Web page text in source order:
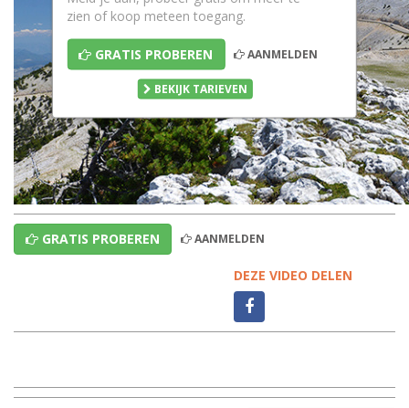
zien of koop meteen toegang.
GRATIS PROBEREN AANMELDEN
BEKIJK TARIEVEN
GRATIS PROBEREN AANMELDEN
DEZE VIDEO DELEN